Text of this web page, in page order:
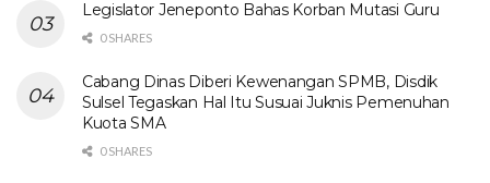
Legislator Jeneponto Bahas Korban Mutasi Guru
0 SHARES
Cabang Dinas Diberi Kewenangan SPMB, Disdik
Sulsel Tegaskan Hal Itu Susuai Juknis Pemenuhan
Kuota SMA
0 SHARES